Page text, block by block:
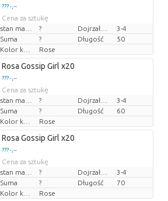
??? -,--
Cena za sztukę
?
3-4
Suma
? Długość
50
Kolor kwiatów
Rose
Rosa Gossip Girl x20
??? -,--
Cena za sztukę
?
3-4
Suma
? Długość
60
Kolor kwiatów
Rose
Rosa Gossip Girl x20
??? -,--
Cena za sztukę
?
3-4
Suma
? Długość
70
Kolor kwiatów
Rose